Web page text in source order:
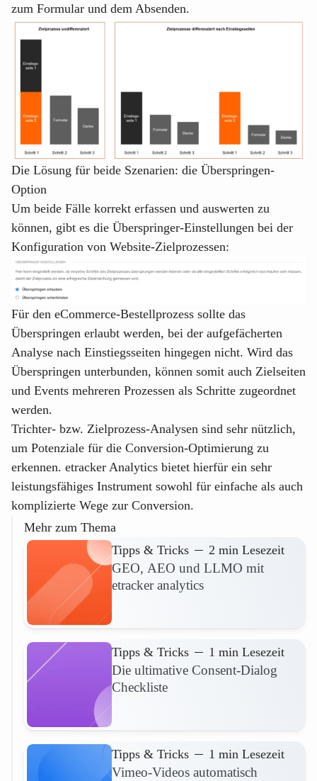
zum Formular und dem Absenden.
Die Lösung für beide Szenarien: die Überspringen-
Option
Um beide Fälle korrekt erfassen und auswerten zu
können, gibt es die Überspringer-Einstellungen bei der
Konfiguration von Website-Zielprozessen:
Für den eCommerce-Bestellprozess sollte das
Überspringen erlaubt werden, bei der aufgefächerten
Analyse nach Einstiegsseiten hingegen nicht. Wird das
Überspringen unterbunden, können somit auch Zielseiten
und Events mehreren Prozessen als Schritte zugeordnet
werden.
Trichter- bzw. Zielprozess-Analysen sind sehr nützlich,
um Potenziale für die Conversion-Optimierung zu
erkennen. etracker Analytics bietet hierfür ein sehr
leistungsfähiges Instrument sowohl für einfache als auch
komplizierte Wege zur Conversion.
Mehr zum Thema
Tipps & Tricks
2 min Lesezeit
GEO, AEO und LLMO mit
etracker analytics
Tipps & Tricks 1 min Lesezeit
Die ultimative Consent-Dialog
Checkliste
Tipps & Tricks 1 min Lesezeit
Vimeo-Videos automatisch